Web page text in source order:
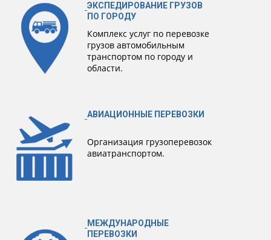
ЭКСПЕДИРОВАНИЕ ГРУЗОВ
ПО ГОРОДУ
Комплекс услуг по перевозке
грузов автомобильным
транспортом по городу и
области.
АВИАЦИОННЫЕ ПЕРЕВОЗКИ
Организация грузоперевозок
авиатранспортом.
МЕЖДУНАРОДНЫЕ
ПЕРЕВОЗКИ